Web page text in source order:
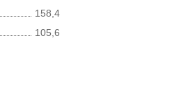
158,4
105,6